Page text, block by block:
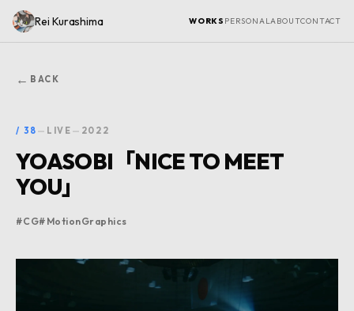
Rei Kurashima WORKS PERSONALABOUTCONTACT
← BACK
/ 38 — LIVE — 2022
YOASOBI「NICE TO MEET
YOU」
#CG# MotionGraphics